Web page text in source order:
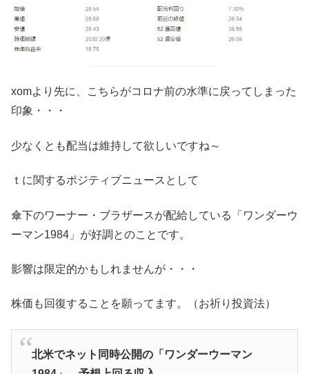
xomより先に、こちらがコロナ前の水準に戻ってしまった
印象・・・
少なくとも配当は維持して欲しいですね～
ｔに関するポジティブニュースとして
傘下のワーナー・ブラザースが配給している「ワンダーウ
ーマン1984」が好調とのことです。
影響は限定的かもしれませんが・・・
株価も回復することを願ってます。（お祈り投資法）
北米でネット同時公開の「ワンダーウーマン